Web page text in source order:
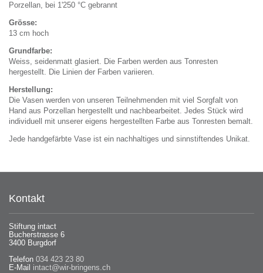
Porzellan, bei 1'250 °C gebrannt
Grösse:
13 cm hoch
Grundfarbe:
Weiss, seidenmatt glasiert. Die Farben werden aus Tonresten
hergestellt. Die Linien der Farben variieren.
Herstellung:
Die Vasen werden von unseren Teilnehmenden mit viel Sorgfalt von
Hand aus Porzellan hergestellt und nachbearbeitet. Jedes Stück wird
individuell mit unserer eigens hergestellten Farbe aus Tonresten bemalt.
Jede handgefärbte Vase ist ein nachhaltiges und sinnstiftendes Unikat.
Kontakt
Stiftung intact
Bucherstrasse 6
3400 Burgdorf
Telefon034 423 23 80
E-Mail intact@wir-bringens.ch